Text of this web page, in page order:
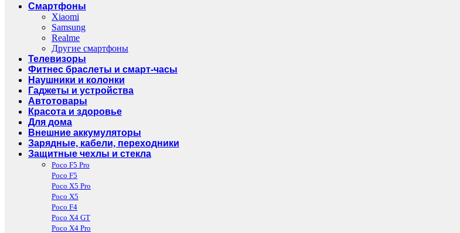
Смартфоны
Xiaomi
Samsung
Realme
Другие смартфоны
Телевизоры
Фитнес браслеты и смарт-часы
Наушники и колонки
Гаджеты и устройства
Автотовары
Красота и здоровье
Для дома
Внешние аккумуляторы
Зарядные, кабели, переходники
Защитные чехлы и стекла
Poco F5 Pro
Poco F5
Poco X5 Pro
Poco X5
Poco F4
Poco X4 GT
Poco X4 Pro